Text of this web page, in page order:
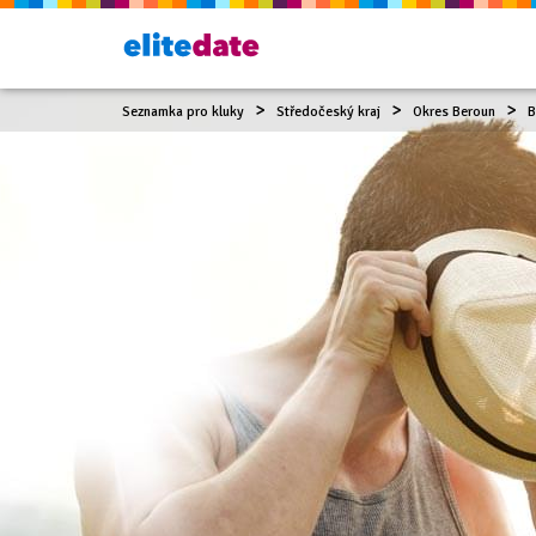
Seznamka pro kluky Středočeský kraj Okres Beroun